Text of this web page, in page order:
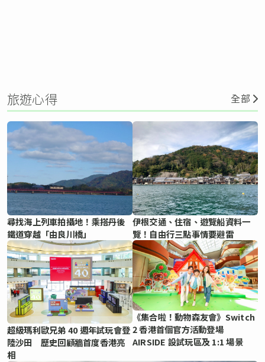
旅遊心得 全部
尋找海上列車拍攝地！乘搭丹後
鐵道穿越「由良川橋」
伊根交通、住宿、遊覽船資料一
覽！自由行三點事情要避雷
超級瑪利歐兄弟 40 週年試玩會登
陸沙田 歷史回顧牆首度香港亮
相
《集合啦！動物森友會》Switch
2 香港首個官方活動登場
AIRSIDE 設試玩區及 1:1 場景